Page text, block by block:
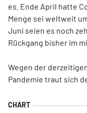
es. Ende April hatte
Menge sei weltweit
Juni seien es noch
Rückgang bisher im
Wegen der
Pandemie traut sich